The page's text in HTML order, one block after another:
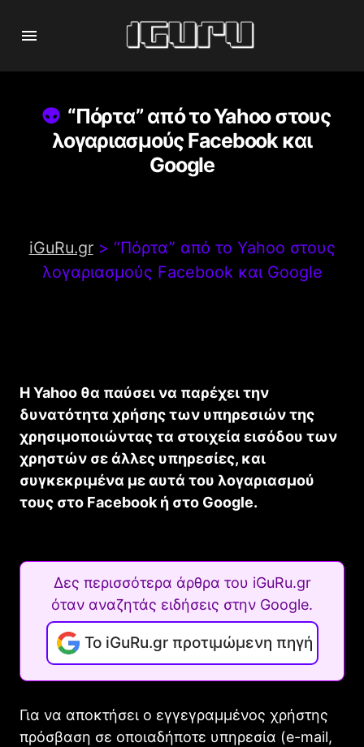
“Πόρτα” από το Yahoo στους
λογαριασμούς Facebook και
Google
iGuRu.gr> “Πόρτα” από το Yahoo στους
λογαριασμούς Facebook και Google
H Yahoo θα παύσει να παρέχει την
δυνατότητα χρήσης των υπηρεσιών της
χρησιμοποιώντας τα στοιχεία εισόδου των
χρηστών σε άλλες υπηρεσίες, και
συγκεκριμένα με αυτά του λογαριασμού
τους στο Facebook ή στο Google.
Δες περισσότερα άρθρα του iGuRu.gr
όταν αναζητάς ειδήσεις στην Google.
Το iGuRu.gr προτιμώμενη πηγή
Για να αποκτήσει ο εγγεγραμμένος χρήστης
πρόσβαση σε οποιαδήποτε υπηρεσία (e-mail,